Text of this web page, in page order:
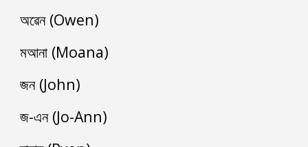
অৱেন (Owen)
মআনা (Moana)
জন (John)
জ-এন (Jo-Ann)